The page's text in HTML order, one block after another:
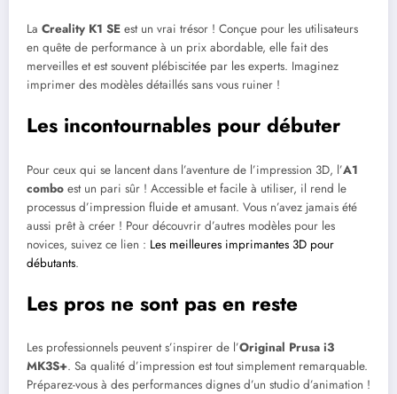
La Creality K1 SE est un vrai trésor ! Conçue pour les utilisateurs
en quête de performance à un prix abordable, elle fait des
merveilles et est souvent plébiscitée par les experts. Imaginez
imprimer des modèles détaillés sans vous ruiner !
Les incontournables pour débuter
Pour ceux qui se lancent dans l’aventure de l’impression 3D, l’A1
combo est un pari sûr ! Accessible et facile à utiliser, il rend le
processus d’impression fluide et amusant. Vous n’avez jamais été
aussi prêt à créer ! Pour découvrir d’autres modèles pour les
novices, suivez ce lien : Les meilleures imprimantes 3D pour
débutants.
Les pros ne sont pas en reste
Les professionnels peuvent s’inspirer de l’Original Prusa i3
MK3S+. Sa qualité d’impression est tout simplement remarquable.
Préparez-vous à des performances dignes d’un studio d’animation !